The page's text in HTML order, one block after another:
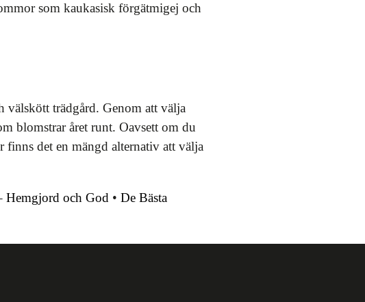
som kaukasisk förgätmigej och
välskött trädgård. Genom att välja
blomstrar året runt. Oavsett om du
finns det en mängd alternativ att välja
Hemgjord och God • De Bästa